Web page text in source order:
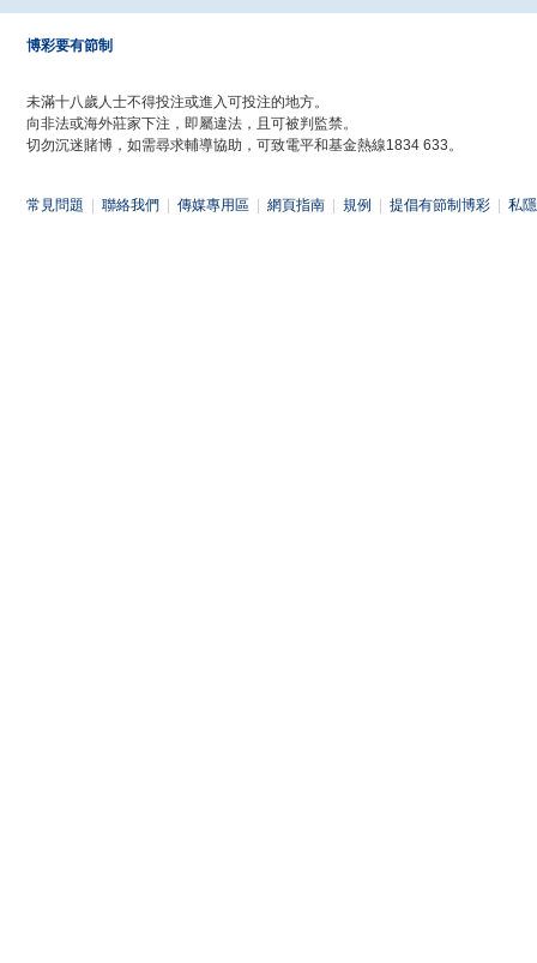
博彩要有節制
未滿十八歲人士不得投注或進入可投注的地方。
向非法或海外莊家下注，即屬違法，且可被判監禁。
切勿沉迷賭博，如需尋求輔導協助，可致電平和基金熱線1834 633。
常見問題 聯絡我們 傳媒專用區 網頁指南 規例 提倡有節制博彩 私